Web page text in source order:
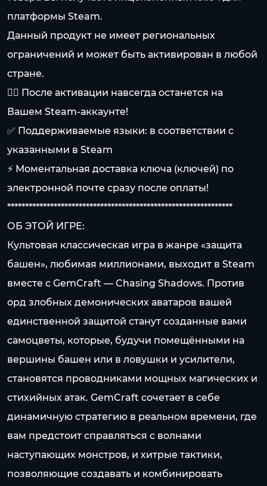
платформы Steam.
Данный продукт не имеет региональных
ограничений и может быть активирован в любой
стране.
👍🏻 После активации навсегда останется на
Вашем Steam-аккаунте!
✅ Поддерживаемые языки: в соответствии с
указанными в Steam
⚡ Моментальная доставка ключа (ключей) по
электронной почте сразу после оплаты!
***************************************************************
ОБ ЭТОЙ ИГРЕ:
Культовая классическая игра в жанре «защита
башен», любимая миллионами, выходит в Steam
вместе с GemCraft — Chasing Shadows. Против
орд злобных демонических аватаров вашей
единственной защитой станут созданные вами
самоцветы, которые, будучи помещёнными на
вершины башен или в ловушки и усилители,
становятся проводниками мощных магических и
стихийных атак. GemCraft сочетает в себе
динамичную стратегию в реальном времени, где
вам предстоит справляться с волнами
наступающих монстров, и хитрые тактики,
позволяющие создавать и комбинировать